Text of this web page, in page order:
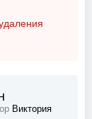
Виктория